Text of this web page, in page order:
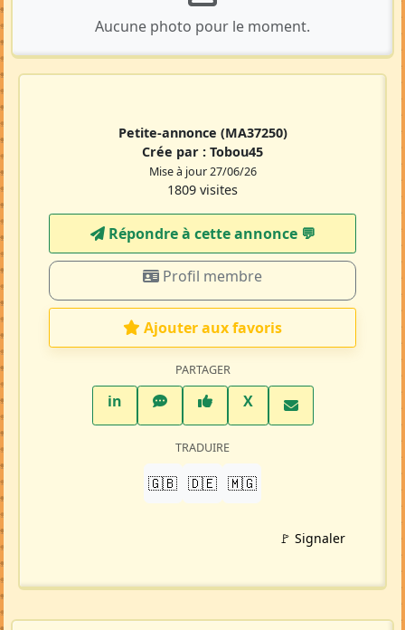
Aucune photo pour le moment.
Petite-annonce (MA37250)
Crée par : Tobou45
Mise à jour 27/06/26
1809 visites
Répondre à cette annonce 💬​
Profil membre
Ajouter aux favoris
PARTAGER
inLinkedInWhatsAppFacebook
XTwitter X
TRADUIRE
🇬🇧 🇩🇪 🇲🇬
🚩 Signaler